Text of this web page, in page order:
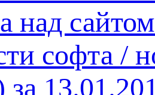
над
софта /
за